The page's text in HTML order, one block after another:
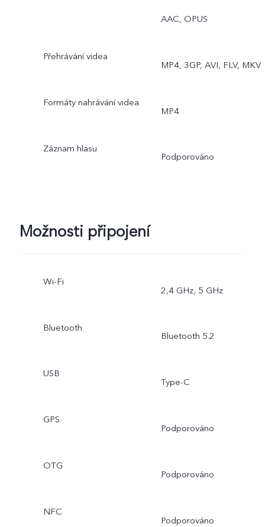
dokumenty, dvojitá
AAC, OPUS
Přehrávání videa
MP4, 3GP, AVI, FLV, MKV
Formáty nahrávání videa
MP4
Záznam hlasu
Podporováno
Možnosti připojení
Wi-Fi
2,4 GHz, 5 GHz
Bluetooth
Bluetooth 5.2
USB
Type-C
GPS
Podporováno
OTG
Podporováno
NFC
Podporováno